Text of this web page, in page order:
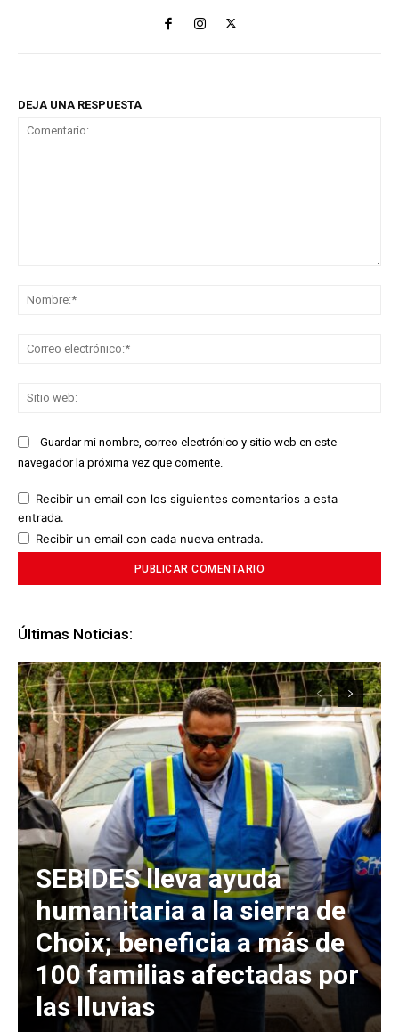
DEJA UNA RESPUESTA
Guardar mi nombre, correo electrónico y sitio web en este
navegador la próxima vez que comente.
Recibir un email con los siguientes comentarios a esta
entrada.
Recibir un email con cada nueva entrada.
Últimas Noticias:
SEBIDES lleva ayuda
humanitaria a la sierra de
Choix; beneficia a más de
100 familias afectadas por
las lluvias